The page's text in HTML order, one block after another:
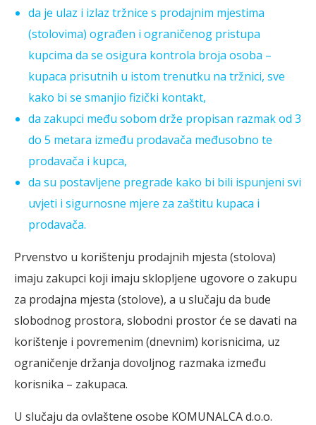
da je ulaz i izlaz tržnice s prodajnim mjestima
(stolovima) ograđen i ograničenog pristupa
kupcima da se osigura kontrola broja osoba –
kupaca prisutnih u istom trenutku na tržnici, sve
kako bi se smanjio fizički kontakt,
da zakupci među sobom drže propisan razmak od 3
do 5 metara između prodavača međusobno te
prodavača i kupca,
da su postavljene pregrade kako bi bili ispunjeni svi
uvjeti i sigurnosne mjere za zaštitu kupaca i
prodavača.
Prvenstvo u korištenju prodajnih mjesta (stolova)
imaju zakupci koji imaju sklopljene ugovore o zakupu
za prodajna mjesta (stolove), a u slučaju da bude
slobodnog prostora, slobodni prostor će se davati na
korištenje i povremenim (dnevnim) korisnicima, uz
ograničenje držanja dovoljnog razmaka između
korisnika – zakupaca.
U slučaju da ovlaštene osobe KOMUNALCA d.o.o.